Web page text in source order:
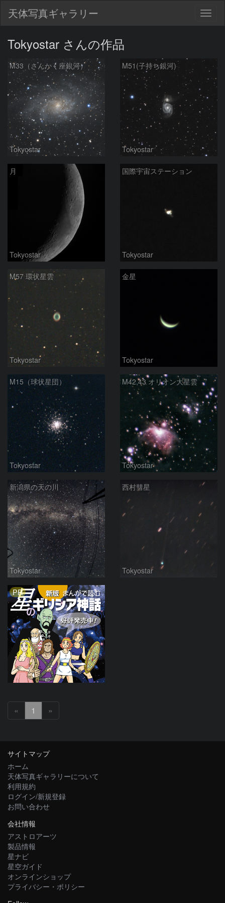
天体写真ギャラリー
Tokyostar さんの作品
M33（さんかく座銀河）
Tokyostar
M51(子持ち銀河)
Tokyostar
月
Tokyostar
国際宇宙ステーション
Tokyostar
M57 環状星雲
Tokyostar
金星
Tokyostar
M15（球状星団）
Tokyostar
M42,43 オリオン大星雲
Tokyostar
新潟県の天の川
Tokyostar
西村彗星
Tokyostar
PR
« 1 »
サイトマップ
ホーム
天体写真ギャラリーについて
利用規約
ログイン/新規登録
お問い合わせ
会社情報
アストロアーツ
製品情報
星ナビ
星空ガイド
オンラインショップ
プライバシー・ポリシー